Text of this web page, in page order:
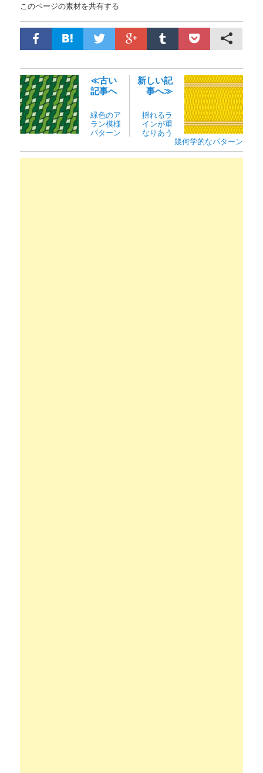
このページの素材を共有する
≪古い
記事へ
緑色のア
ラン模様
パターン
新しい記
事へ≫
揺れるラ
インが重
なりあう
幾何学的なパターン